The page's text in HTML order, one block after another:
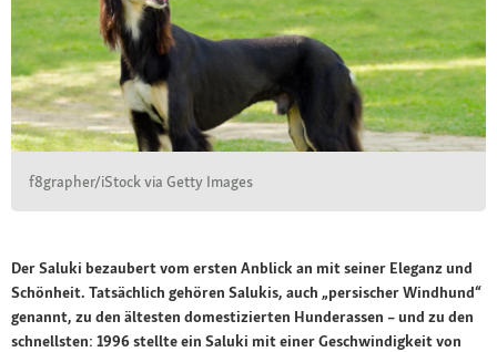
f8grapher/iStock via Getty Images
Der Saluki bezaubert vom ersten Anblick an mit seiner Eleganz und
Schönheit. Tatsächlich gehören Salukis, auch „persischer Windhund“
genannt, zu den ältesten domestizierten Hunderassen – und zu den
schnellsten: 1996 stellte ein Saluki mit einer Geschwindigkeit von